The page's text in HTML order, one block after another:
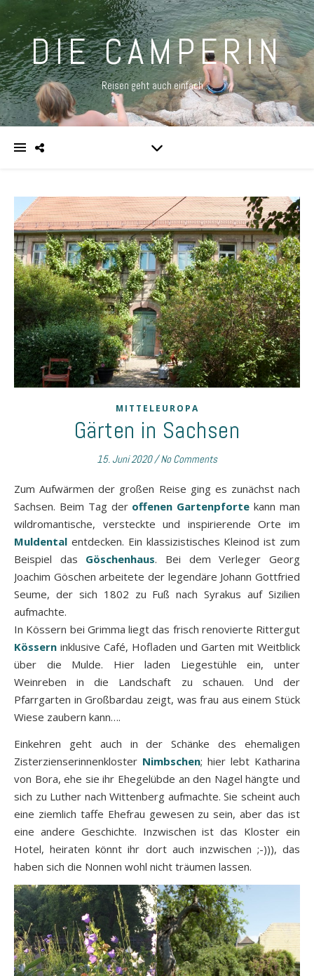
DIE CAMPERIN
Reisen geht auch einfach …
MITTELEUROPA
Gärten in Sachsen
15. Juni 2020 / No Comments
Zum Aufwärmen der großen Reise ging es zunächst nach
Sachsen. Beim Tag der offenen Gartenpforte kann man
wildromantische, versteckte und inspirierende Orte im
Muldental entdecken. Ein klassizistisches Kleinod ist zum
Beispiel das Göschenhaus. Bei dem Verleger Georg
Joachim Göschen arbeitete der legendäre Johann Gottfried
Seume, der sich 1802 zu Fuß nach Syrakus auf Sizilien
aufmachte.
In Kössern bei Grimma liegt das frisch renovierte Rittergut
Kössern inklusive Café, Hofladen und Garten mit Weitblick
über die Mulde. Hier laden Liegestühle ein, unter
Weinreben in die Landschaft zu schauen. Und der
Pfarrgarten in Großbardau zeigt, was frau aus einem Stück
Wiese zaubern kann….
Einkehren geht auch in der Schänke des ehemaligen
Zisterzienserinnenkloster Nimbschen; hier lebt Katharina
von Bora, ehe sie ihr Ehegelübde an den Nagel hängte und
sich zu Luther nach Wittenberg aufmachte. Sie scheint auch
eine ziemlich taffe Ehefrau gewesen zu sein, aber das ist
eine andere Geschichte. Inzwischen ist das Kloster ein
Hotel, heiraten könnt ihr dort auch inzwischen ;-))), das
haben sich die Nonnen wohl nicht träumen lassen.